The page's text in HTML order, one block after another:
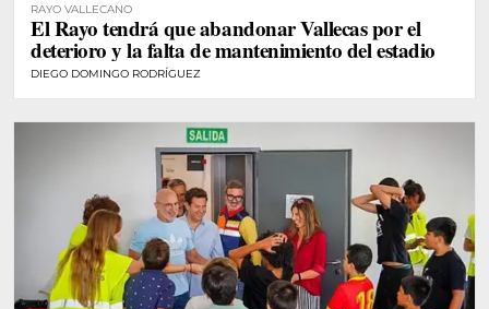
RAYO VALLECANO
El Rayo tendrá que abandonar Vallecas por el
deterioro y la falta de mantenimiento del estadio
DIEGO DOMINGO RODRÍGUEZ